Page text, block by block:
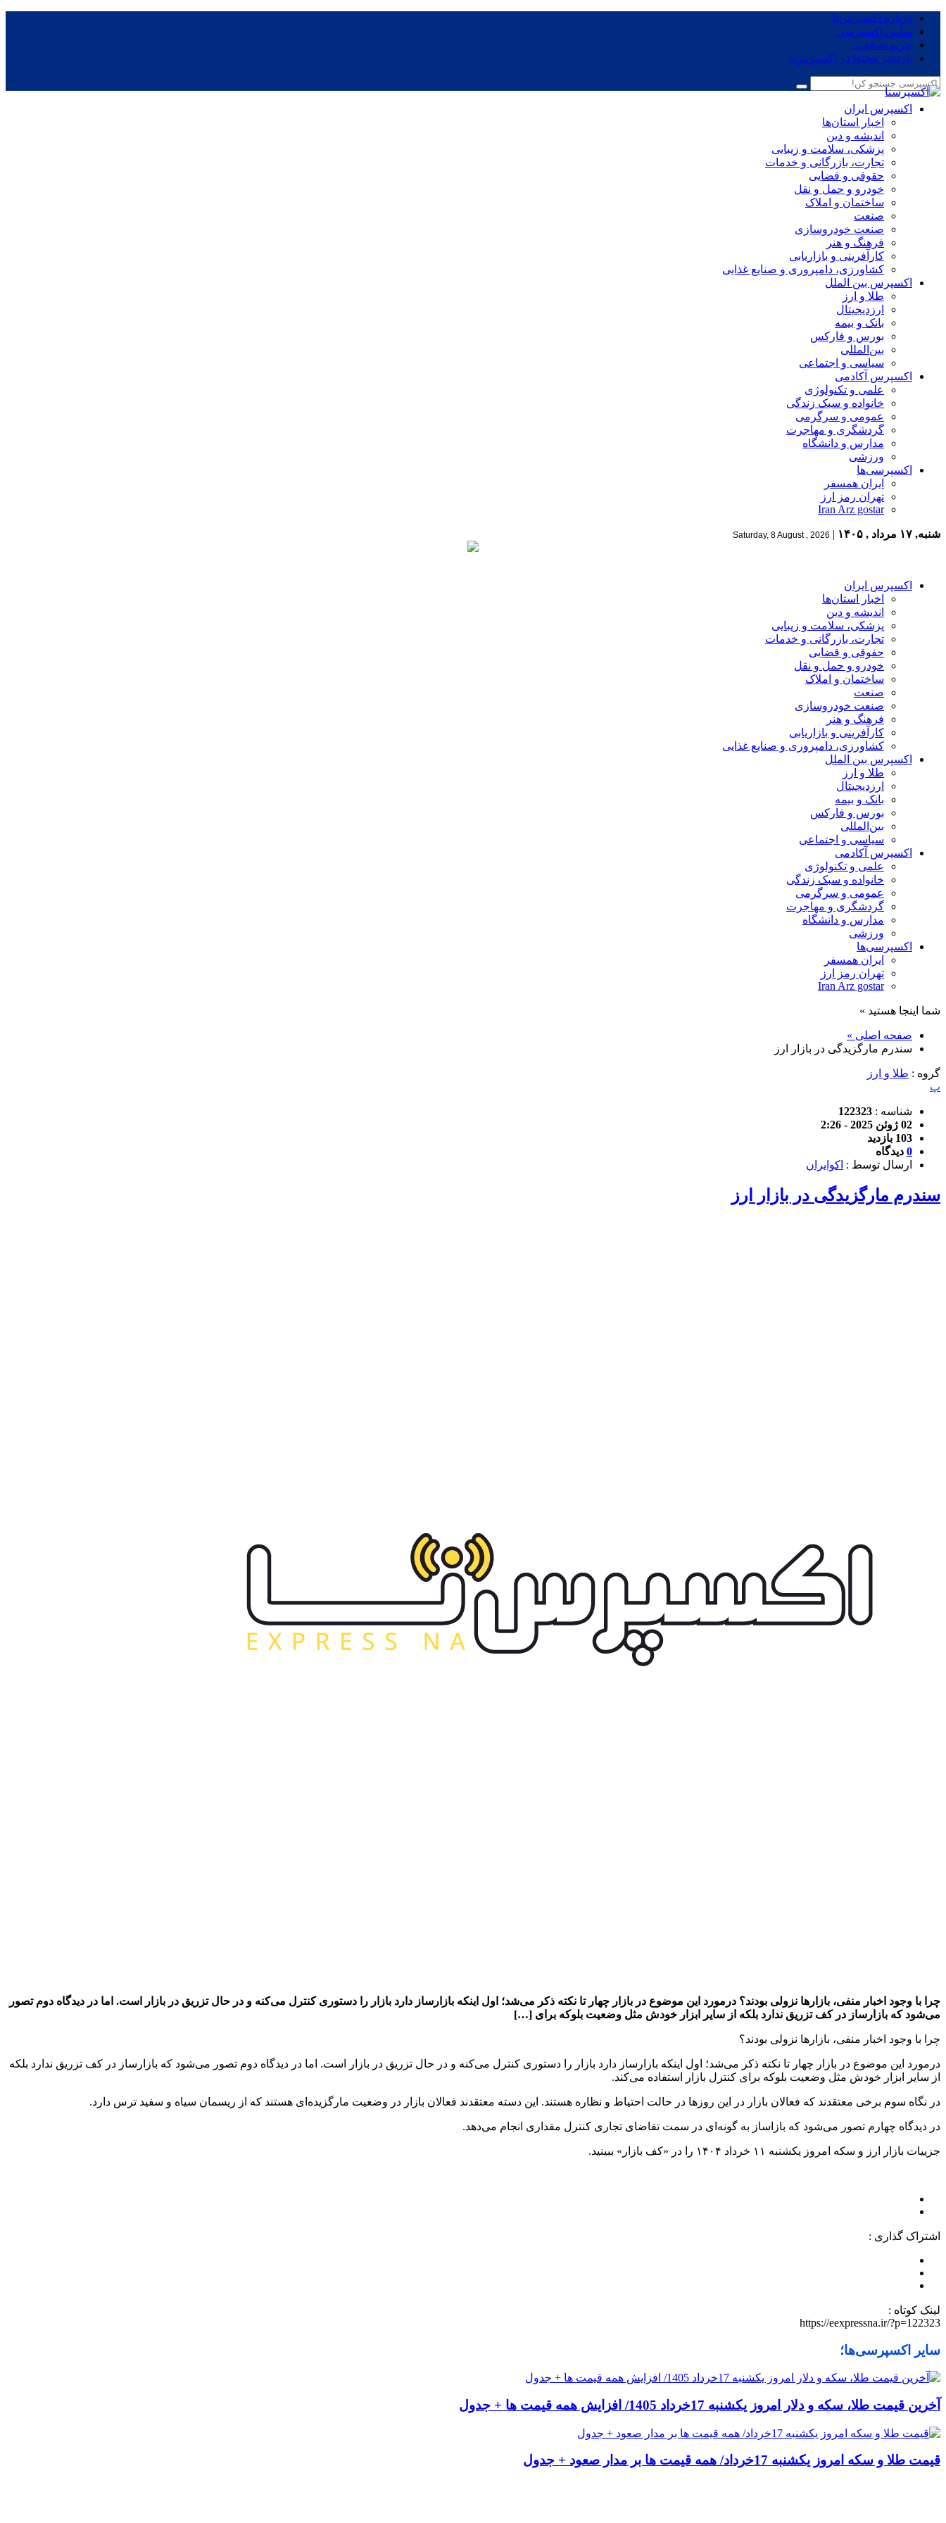
درباره اکسپرس‌نا
تماس اکسپرسی
حریم شخصی
بازنشر محتوا در اکسپرس‌نا
اکسپرس ایران
اخبار استان‌ها
اندیشه و دین
پزشکی، سلامت و زیبایی
تجارت، بازرگانی و خدمات
حقوقی و قضایی
خودرو و حمل و نقل
ساختمان و املاک
صنعت
صنعت خودروسازی
فرهنگ و هنر
کارآفرینی و بازاریابی
کشاورزی، دامپروری و صنایع غذایی
اکسپرس بین الملل
طلا و ارز
ارزدیجیتال
بانک و بیمه
بورس و فارکس
بین‌المللی
سیاسی و اجتماعی
اکسپرس آکادمی
علمی و تکنولوژی
خانواده و سبک زندگی
عمومی و سرگرمی
گردشگری و مهاجرت
مدارس و دانشگاه
ورزشی
اکسپرسی‌ها
ایران همسفر
تهران رمز ارز
Iran Arz gostar
شنبه, ۱۷ مرداد , ۱۴۰۵ |
Saturday, 8 August , 2026
اکسپرس ایران
اخبار استان‌ها
اندیشه و دین
پزشکی، سلامت و زیبایی
تجارت، بازرگانی و خدمات
حقوقی و قضایی
خودرو و حمل و نقل
ساختمان و املاک
صنعت
صنعت خودروسازی
فرهنگ و هنر
کارآفرینی و بازاریابی
کشاورزی، دامپروری و صنایع غذایی
اکسپرس بین الملل
طلا و ارز
ارزدیجیتال
بانک و بیمه
بورس و فارکس
بین‌المللی
سیاسی و اجتماعی
اکسپرس آکادمی
علمی و تکنولوژی
خانواده و سبک زندگی
عمومی و سرگرمی
گردشگری و مهاجرت
مدارس و دانشگاه
ورزشی
اکسپرسی‌ها
ایران همسفر
تهران رمز ارز
Iran Arz gostar
شما اینجا هستید »
صفحه اصلی »
سندرم مارگزیدگی در بازار ارز
گروه : طلا و ارز
پ
شناسه : 122323
02 ژوئن 2025 - 2:26
103 بازدید
0 دیدگاه
ارسال توسط : اکوایران
سندرم مارگزیدگی در بازار ارز
چرا با وجود اخبار منفی، بازارها نزولی بودند؟ درمورد این موضوع در بازار چهار تا نکته ذکر می‌شد؛ اول اینکه بازارساز دارد بازار را دستوری کنترل می‌کنه و در حال تزریق در بازار است. اما در دیدگاه دوم تصور
می‌شود که بازارساز در کف تزریق ندارد بلکه از سایر ابزار خودش مثل وضعیت بلوکه برای […]
چرا با وجود اخبار منفی، بازارها نزولی بودند؟
درمورد این موضوع در بازار چهار تا نکته ذکر می‌شد؛ اول اینکه بازارساز دارد بازار را دستوری کنترل می‌کنه و در حال تزریق در بازار است. اما در دیدگاه دوم تصور می‌شود که بازارساز در کف تزریق ندارد بلکه
از سایر ابزار خودش مثل وضعیت بلوکه برای کنترل بازار استفاده می‌کند.
در نگاه سوم برخی معتقدند که فعالان بازار در این روزها در حالت احتیاط و نظاره هستند. این دسته معتقدند فعالان بازار در وضعیت مارگزیده‌ای هستند که از ریسمان سیاه و سفید ترس دارد.
در دیدگاه چهارم تصور می‌شود که بازاساز به گونه‌ای در سمت تقاضای تجاری کنترل مقداری انجام می‌دهد.
جزییات بازار ارز و سکه امروز یکشنبه ۱۱ خرداد ۱۴۰۴ را در «کف بازار» ببینید.
اشتراک گذاری :
لینک کوتاه :
https://eexpressna.ir/?p=122323
سایر اکسپرسی‌ها؛
آخرین قیمت طلا، سکه و دلار امروز یکشنبه 17خرداد 1405/ افزایش همه قیمت ها + جدول
قیمت طلا و سکه امروز یکشنبه 17خرداد/ همه قیمت ها بر مدار صعود + جدول